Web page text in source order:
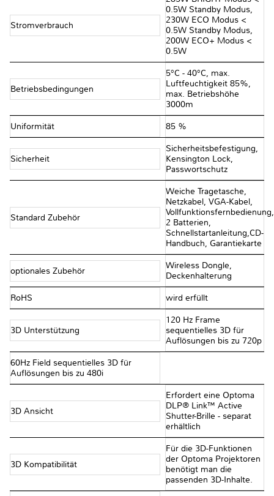
Stromverbrauch
0.5W Standby Modus,
230W ECO Modus <
0.5W Standby Modus,
200W ECO+ Modus <
0.5W
Betriebsbedingungen
5°C - 40°C, max.
Luftfeuchtigkeit 85%,
max. Betriebshöhe
3000m
Uniformität 85 %
Sicherheit
Sicherheitsbefestigung,
Kensington Lock,
Passwortschutz
Standard Zubehör
Weiche Tragetasche,
Netzkabel, VGA-Kabel,
Vollfunktionsfernbedienung,
2 Batterien,
Schnellstartanleitung,CD-
Handbuch, Garantiekarte
optionales Zubehör
Wireless Dongle,
Deckenhalterung
RoHS wird erfüllt
3D Unterstützung
120 Hz Frame
sequentielles 3D für
Auflösungen bis zu 720p
60Hz Field sequentielles 3D für
Auflösungen bis zu 480i
3D Ansicht
Erfordert eine Optoma
DLP® Link™ Active
Shutter-Brille - separat
erhältlich
3D Kompatibilität
Für die 3D-Funktionen
der Optoma Projektoren
benötigt man die
passenden 3D-Inhalte.